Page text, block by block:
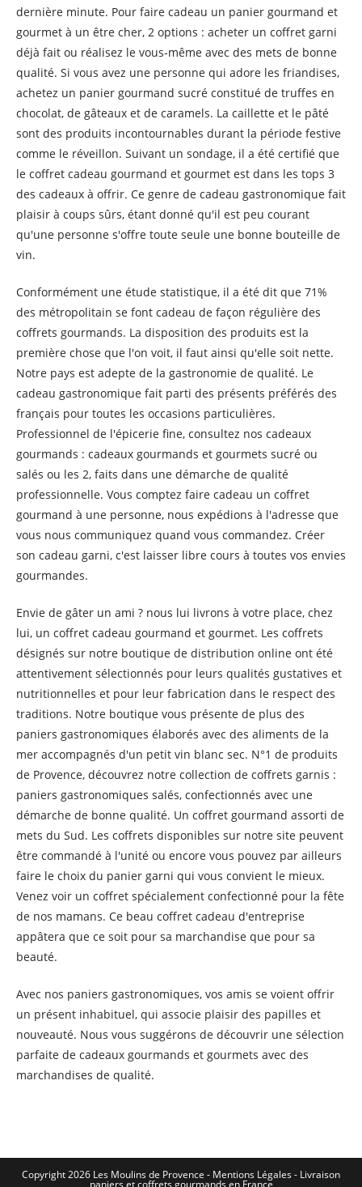
dernière minute. Pour faire cadeau un panier gourmand et
gourmet à un être cher, 2 options : acheter un coffret garni
déjà fait ou réalisez le vous-même avec des mets de bonne
qualité. Si vous avez une personne qui adore les friandises,
achetez un panier gourmand sucré constitué de truffes en
chocolat, de gâteaux et de caramels. La caillette et le pâté
sont des produits incontournables durant la période festive
comme le réveillon. Suivant un sondage, il a été certifié que
le coffret cadeau gourmand et gourmet est dans les tops 3
des cadeaux à offrir. Ce genre de cadeau gastronomique fait
plaisir à coups sûrs, étant donné qu'il est peu courant
qu'une personne s'offre toute seule une bonne bouteille de
vin.
Conformément une étude statistique, il a été dit que 71%
des métropolitain se font cadeau de façon régulière des
coffrets gourmands. La disposition des produits est la
première chose que l'on voit, il faut ainsi qu'elle soit nette.
Notre pays est adepte de la gastronomie de qualité. Le
cadeau gastronomique fait parti des présents préférés des
français pour toutes les occasions particulières.
Professionnel de l'épicerie fine, consultez nos cadeaux
gourmands : cadeaux gourmands et gourmets sucré ou
salés ou les 2, faits dans une démarche de qualité
professionnelle. Vous comptez faire cadeau un coffret
gourmand à une personne, nous expédions à l'adresse que
vous nous communiquez quand vous commandez. Créer
son cadeau garni, c'est laisser libre cours à toutes vos envies
gourmandes.
Envie de gâter un ami ? nous lui livrons à votre place, chez
lui, un coffret cadeau gourmand et gourmet. Les coffrets
désignés sur notre boutique de distribution online ont été
attentivement sélectionnés pour leurs qualités gustatives et
nutritionnelles et pour leur fabrication dans le respect des
traditions. Notre boutique vous présente de plus des
paniers gastronomiques élaborés avec des aliments de la
mer accompagnés d'un petit vin blanc sec. N°1 de produits
de Provence, découvrez notre collection de coffrets garnis :
paniers gastronomiques salés, confectionnés avec une
démarche de bonne qualité. Un coffret gourmand assorti de
mets du Sud. Les coffrets disponibles sur notre site peuvent
être commandé à l'unité ou encore vous pouvez par ailleurs
faire le choix du panier garni qui vous convient le mieux.
Venez voir un coffret spécialement confectionné pour la fête
de nos mamans. Ce beau coffret cadeau d'entreprise
appâtera que ce soit pour sa marchandise que pour sa
beauté.
Avec nos paniers gastronomiques, vos amis se voient offrir
un présent inhabituel, qui associe plaisir des papilles et
nouveauté. Nous vous suggérons de découvrir une sélection
parfaite de cadeaux gourmands et gourmets avec des
marchandises de qualité.
Copyright 2026 Les Moulins de Provence - Mentions Légales - Livraison
paniers et coffrets gourmands en France